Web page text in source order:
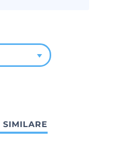
SIMILARE